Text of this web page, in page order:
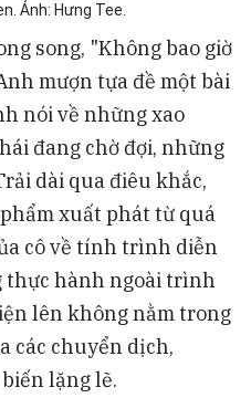
Ảnh: Hưng Tee.
song, "Không bao giờ
mượn tựa đề một bài
nói về những xao
đang chờ đợi, những
dài qua điêu khắc,
xuất phát từ quá
cô về tính trình diễn
thực hành ngoài trình
lên không nằm trong
các chuyển dịch,
lặng lẽ.